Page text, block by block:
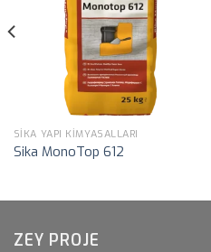
SIKA YAPI KIMYASALLARI
Sika MonoTop 612
ZEY PROJE